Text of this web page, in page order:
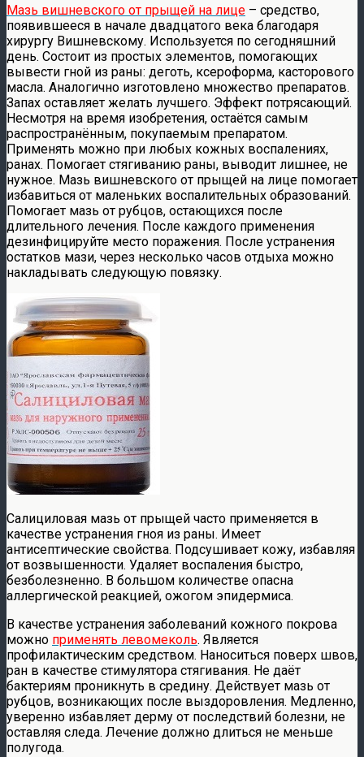
Мазь вишневского от прыщей на лице – средство,
появившееся в начале двадцатого века благодаря
хирургу Вишневскому. Используется по сегодняшний
день. Состоит из простых элементов, помогающих
вывести гной из раны: деготь, ксероформа, касторового
масла. Аналогично изготовлено множество препаратов.
Запах оставляет желать лучшего. Эффект потрясающий.
Несмотря на время изобретения, остаётся самым
распространённым, покупаемым препаратом.
Применять можно при любых кожных воспалениях,
ранах. Помогает стягиванию раны, выводит лишнее, не
нужное. Мазь вишневского от прыщей на лице помогает
избавиться от маленьких воспалительных образований.
Помогает мазь от рубцов, остающихся после
длительного лечения. После каждого применения
дезинфицируйте место поражения. После устранения
остатков мази, через несколько часов отдыха можно
накладывать следующую повязку.
Салициловая мазь от прыщей часто применяется в
качестве устранения гноя из раны. Имеет
антисептические свойства. Подсушивает кожу, избавляя
от возвышенности. Удаляет воспаления быстро,
безболезненно. В большом количестве опасна
аллергической реакцией, ожогом эпидермиса.
В качестве устранения заболеваний кожного покрова
можно применять левомеколь. Является
профилактическим средством. Наноситься поверх швов,
ран в качестве стимулятора стягивания. Не даёт
бактериям проникнуть в средину. Действует мазь от
рубцов, возникающих после выздоровления. Медленно,
уверенно избавляет дерму от последствий болезни, не
оставляя следа. Лечение должно длиться не меньше
полугода.